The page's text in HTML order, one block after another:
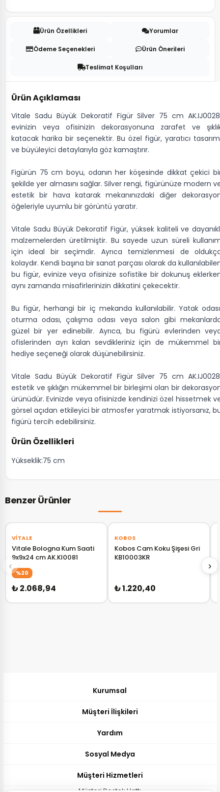
Ürün Özellikleri Yorumlar
Ödeme Seçenekleri Ürün Önerileri
Teslimat Koşulları
Ürün Açıklaması
Vitale Sadu Büyük Dekoratif Figür Silver 75 cm
evinizin veya ofisinizin dekorasyonuna zarafet ve
katacak harika bir seçenektir. Bu özel figür, yaratıcı
ve büyüleyici detaylarıyla göz kamaştırır.
Figürün 75 cm boyu, odanın her köşesinde dikkat çekici
şekilde yer almasını sağlar. Silver rengi, figürünüze modern
estetik bir hava katarak mekanınızdaki diğer
öğeleriyle uyumlu bir görüntü yaratır.
Vitale Sadu Büyük Dekoratif Figür, yüksek kaliteli ve
malzemelerden üretilmiştir. Bu sayede uzun süreli
için ideal bir seçimdir. Ayrıca temizlenmesi de
kolaydır. Kendi başına bir sanat parçası olarak da
bu figür, evinize veya ofisinize sofistike bir dokunuş
aynı zamanda misafirlerinizin dikkatini çekecektir.
Bu figür, herhangi bir iç mekanda kullanılabilir. Yatak
oturma odası, çalışma odası veya salon gibi
güzel bir yer edinebilir. Ayrıca, bu figürü evlerinden
ofislerinden ayrı kalan sevdikleriniz için de mükemmel
hediye seçeneği olarak düşünebilirsiniz.
Vitale Sadu Büyük Dekoratif Figür Silver 75 cm
estetik ve şıklığın mükemmel bir birleşimi olan bir
ürünüdür. Evinizde veya ofisinizde kendinizi özel hissetmek
görsel açıdan etkileyici bir atmosfer yaratmak istiyorsanız,
figürü tercih edebilirsiniz.
Ürün Özellikleri
Yükseklik:75 cm
Benzer Ürünler
‹ ›
VITALE
Vitale Bologna Kum Saati
9x9x24 cm AK.KI0081
%20
₺ 2.068,94
KOBOS
Kobos Cam Koku Şişesi Gri
KB10003KR
₺ 1.220,40
Kurumsal
Müşteri İlişkileri
Yardım
Sosyal Medya
Müşteri Hizmetleri